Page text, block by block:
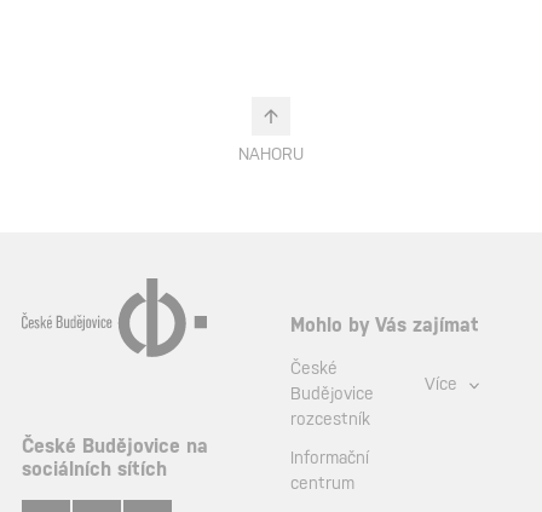
NAHORU
České Budějovice na
sociálních sítích
Mohlo by Vás zajímat
České
Budějovice
rozcestník
Informační
centrum
Více